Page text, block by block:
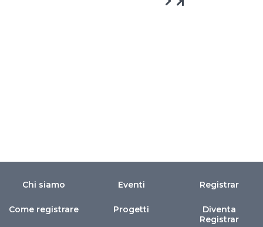
Chi siamo
Come registrare
Eventi
Progetti
Registrar
Diventa
Registrar